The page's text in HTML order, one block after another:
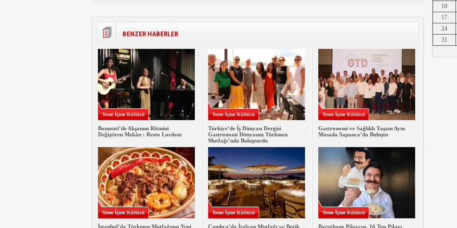
BENZER HABERLER
Yeme İçme Kültürü
Bomonti’de Akşamın Ritmini
Değiştiren Mekân : Resto Lordom
Yeme İçme Kültürü
Türkiye’de İş Dünyası Dergisi
Gastronomi Dünyasını Türkmen
Mutfağı’nda Buluşturdu
Yeme İçme Kültürü
Gastronomi ve Sağlıklı Yaşam Aynı
Masada Sapanca’da Buluştu
Yeme İçme Kültürü
İstanbul’da Türkmen Mutfağının Yeni
Yeme İçme Kültürü
Çamlıca’da İtalyan Mutfağı ve Butik
Yeme İçme Kültürü
Baruthane Pilavcısı, 16 Ton Pilavı
Erkut
Erkut
10
17
24
31